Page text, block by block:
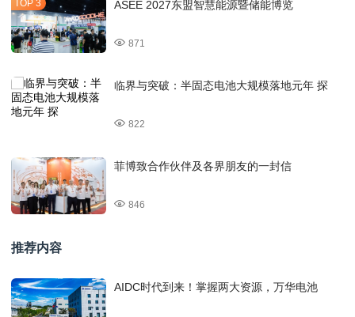
ASEE 2027东盟智慧能源暨储能博览
871
临界与突破：半固态电池大规模落地元年 探
822
菲博致合作伙伴及各界朋友的一封信
846
推荐内容
AIDC时代到来！掌握两大资源，万华电池